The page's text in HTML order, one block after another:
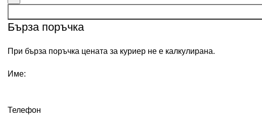
Бърза поръчка
При бърза поръчка цената за куриер не е калкулирана.
Име:
Телефон